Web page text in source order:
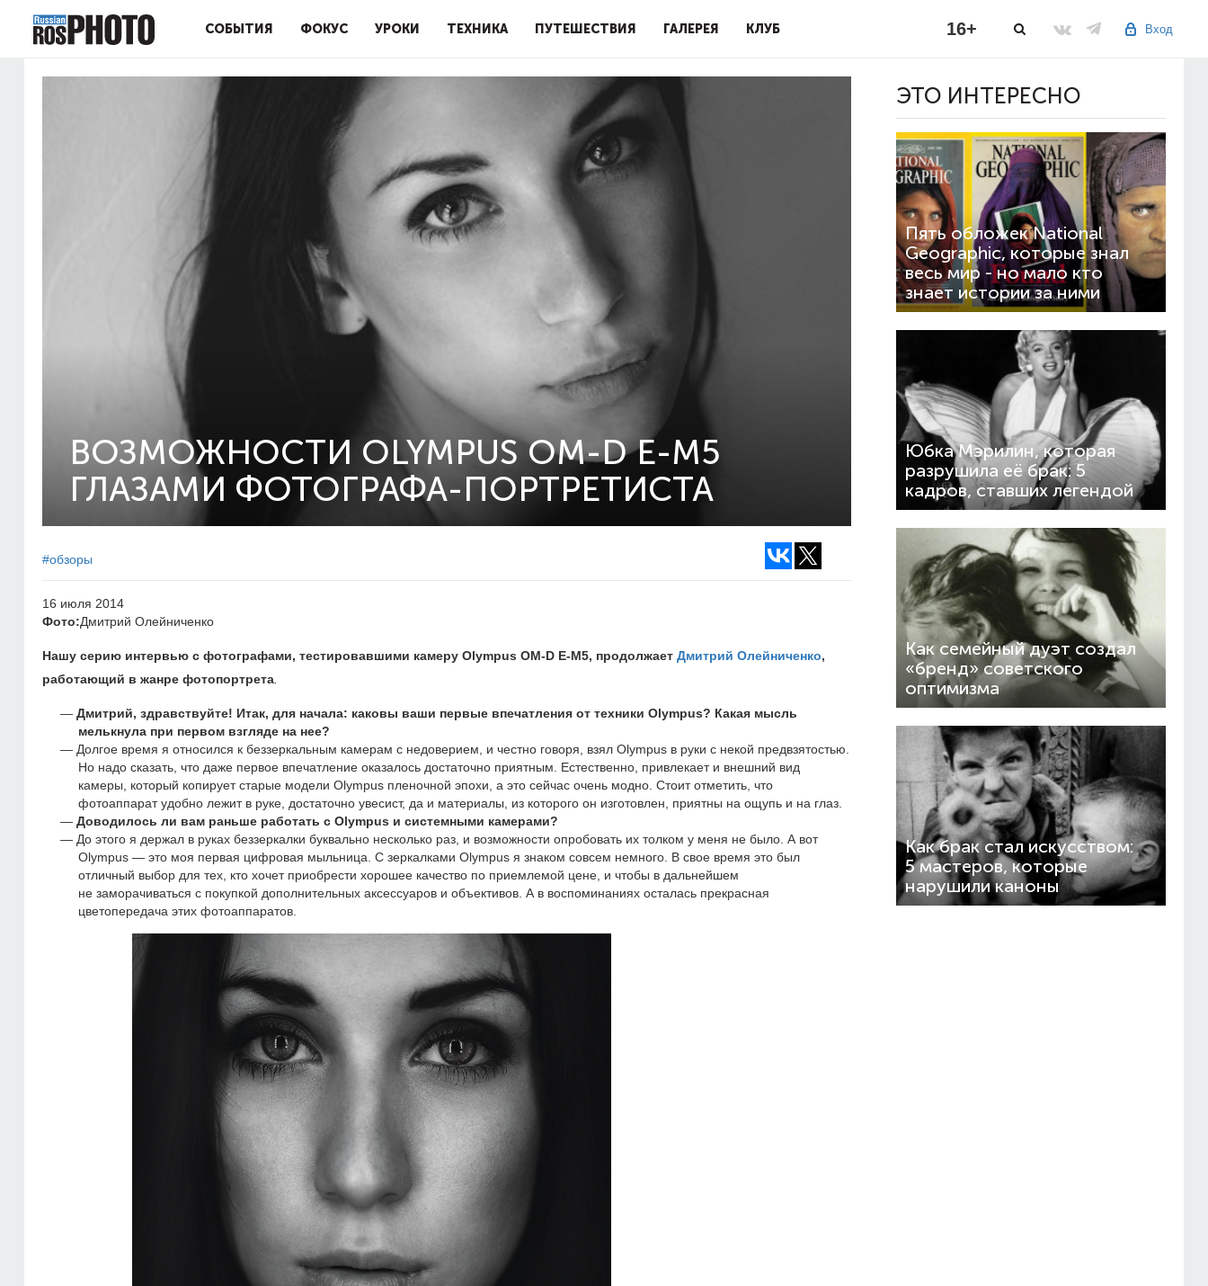
СОБЫТИЯ ФОКУС УРОКИ ТЕХНИКА ПУТЕШЕСТВИЯ ГАЛЕРЕЯ КЛУБ Вход
16+
ВОЗМОЖНОСТИ OLYMPUS OM-D E-M5
ГЛАЗАМИ ФОТОГРАФА-ПОРТРЕТИСТА
#обзоры
16 июля 2014
Фото:Дмитрий Олейниченко
Нашу серию интервью с фотографами, тестировавшими камеру Olympus OM-D E-M5, продолжает Дмитрий Олейниченко,
работающий в жанре фотопортрета
Дмитрий, здравствуйте! Итак, для начала: каковы ваши первые впечатления от техники Olympus? Какая мысль
мелькнула при первом взгляде на нее?
Долгое время я относился к беззеркальным камерам с недоверием, и честно говоря, взял Olympus в руки с некой предвзятостью.
Но надо сказать, что даже первое впечатление оказалось достаточно приятным. Естественно, привлекает и внешний вид
камеры, который копирует старые модели Olympus пленочной эпохи, а это сейчас очень модно. Стоит отметить, что
фотоаппарат удобно лежит в руке, достаточно увесист, да и материалы, из которого он изготовлен, приятны на ощупь и на глаз.
Доводилось ли вам раньше работать с Olympus и системными камерами?
До этого я держал в руках беззеркалки буквально несколько раз, и возможности опробовать их толком у меня не было. А вот
Olympus — это моя первая цифровая мыльница. С зеркалками Olympus я знаком совсем немного. В свое время это был
отличный выбор для тех, кто хочет приобрести хорошее качество по приемлемой цене, и чтобы в дальнейшем
не заморачиваться с покупкой дополнительных аксессуаров и объективов. А в воспоминаниях осталась прекрасная
цветопередача этих фотоаппаратов.
ЭТО ИНТЕРЕСНО
Пять обложек National
Geographic, которые знал
весь мир - но мало кто
знает истории за ними
Юбка Мэрилин, которая
разрушила её брак: 5
кадров, ставших легендой
Как семейный дуэт создал
«бренд» советского
оптимизма
Как брак стал искусством:
5 мастеров, которые
нарушили каноны